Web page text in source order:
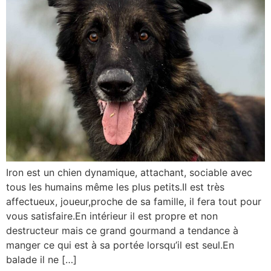
Iron est un chien dynamique, attachant, sociable avec
tous les humains même les plus petits.Il est très
affectueux, joueur,proche de sa famille, il fera tout pour
vous satisfaire.En intérieur il est propre et non
destructeur mais ce grand gourmand a tendance à
manger ce qui est à sa portée lorsqu’il est seul.En
balade il ne […]